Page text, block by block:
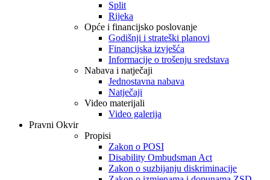
Split
Rijeka
Opće i financijsko poslovanje
Godišnji i strateški planovi
Financijska izvješća
Informacije o trošenju sredstava
Nabava i natječaji
Jednostavna nabava
Natječaji
Video materijali
Video galerija
Pravni Okvir
Propisi
Zakon o POSI
Disability Ombudsman Act
Zakon o suzbijanju diskriminacije